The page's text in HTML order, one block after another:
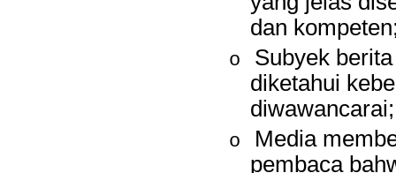
dan
o
Subyek
diketahui
diwawancarai;
o
Media
pembaca